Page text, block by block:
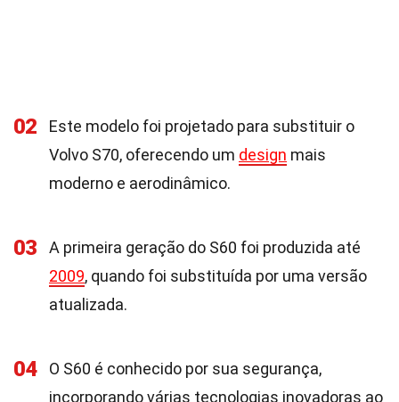
02
Este modelo foi projetado para substituir o
Volvo S70, oferecendo um design mais
moderno e aerodinâmico.
03
A primeira geração do S60 foi produzida até
2009, quando foi substituída por uma versão
atualizada.
04
O S60 é conhecido por sua segurança,
incorporando várias tecnologias inovadoras ao